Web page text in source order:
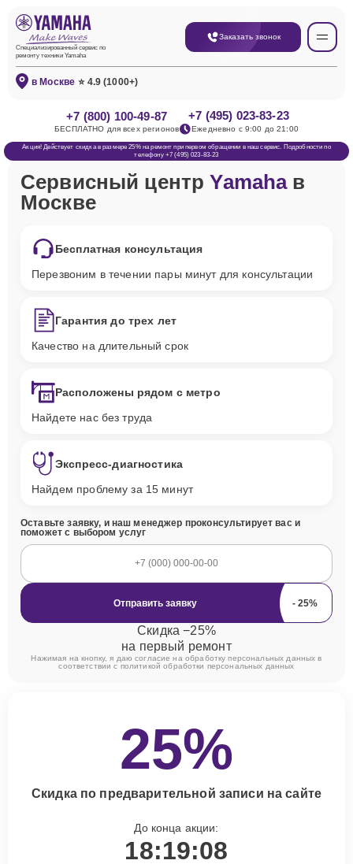
Специализированный сервис по
ремонту техники Yamaha
Заказать звонок
в Москве ⭐ 4.9 (1000+)
+7 (800) 100-49-87
БЕСПЛАТНО для всех регионов
+7 (495) 023-83-23
Ежедневно с 9:00 до 21:00
Акция! Действует скидка в размере 25% на ремонт при первом обращении в наш сервис. Подробности по
телефону +7 (495) 023-83-23
Сервисный центрYamahaв
Москве
Бесплатная консультация
Перезвоним в течении пары минут для консультации
Гарантия до трех лет
Качество на длительный срок
Расположены рядом с метро
Найдете нас без труда
Экспресс-диагностика
Найдем проблему за 15 минут
Оставьте заявку, и наш менеджер проконсультирует вас и
поможет с выбором услуг
Отправить заявку
Скидка −25%
на первый ремонт
Нажимая на кнопку, я даю согласие на обработку персональных данных в
соответствии с политикой обработки персональных данных
25%
Скидка по предварительной записи на сайте
До конца акции:
18:19:07